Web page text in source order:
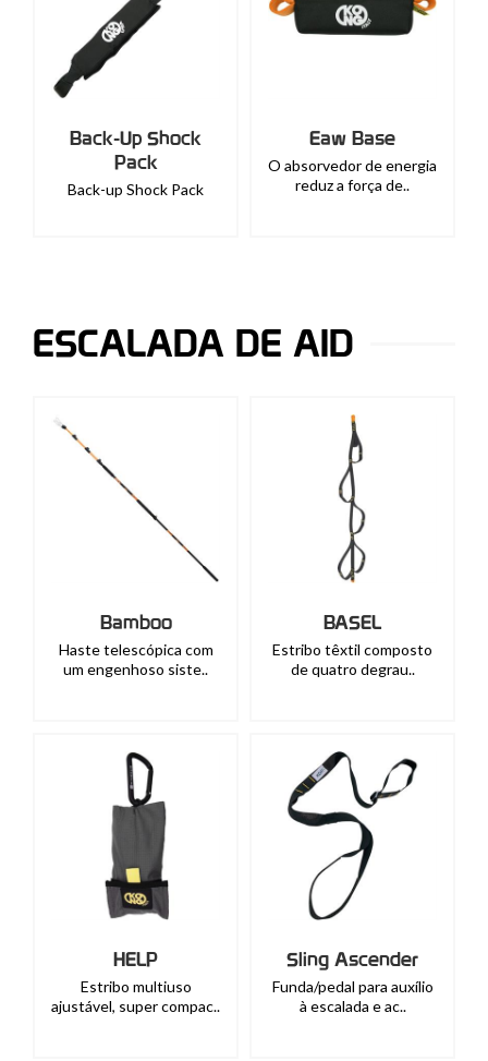
Back-Up Shock
Pack
Back-up Shock Pack
Eaw Base
O absorvedor de energia
reduz a força de..
ESCALADA DE AID
Bamboo
Haste telescópica com
um engenhoso siste..
BASEL
Estribo têxtil composto
de quatro degrau..
HELP
Estribo multiuso
ajustável, super compac..
Sling Ascender
Funda/pedal para auxílio
à escalada e ac..